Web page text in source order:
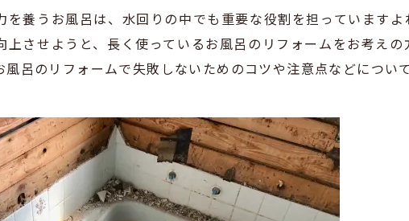
養うお風呂は、水回りの中でも重要な役割を担っていますよ
させようと、長く使っているお風呂のリフォームをお考えの
呂のリフォームで失敗しないためのコツや注意点などについ